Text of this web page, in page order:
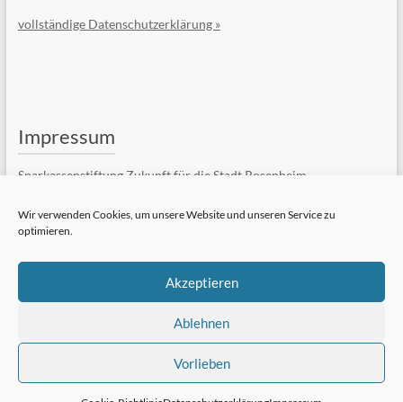
Wir verwenden Cookies, um unsere Website und unseren Service zu
optimieren.
Akzeptieren
Ablehnen
Vorlieben
vollständige Datenschutzerklärung »
Impressum
Sparkassenstiftung Zukunft für die Stadt Rosenheim
83022 Rosenheim
Telefon: +49 (8031) 182-84510
vollständiges Impressum »